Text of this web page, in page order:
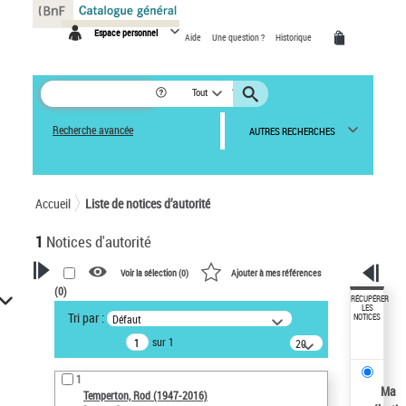
Espace personnel Aide Une question ? Historique
Tout
Recherche avancée AUTRES RECHERCHES
Accueil Liste de notices d’autorité
1 Notices d'autorité
VOTRE RECHERCHE
Recherche avancée dans les
notices d’autorité
Œuvres liées à l'auteur :
Temperton, Rod (1947-2016)
Voir la sélection (0) Ajouter à mes références
(0)
Tri par : Défaut
sur 1
20
résultats/page
1
Temperton, Rod (1947-2016)
RÉCUPÉRER
LES
NOTICES
Ma
Panneau de gestion des cookies